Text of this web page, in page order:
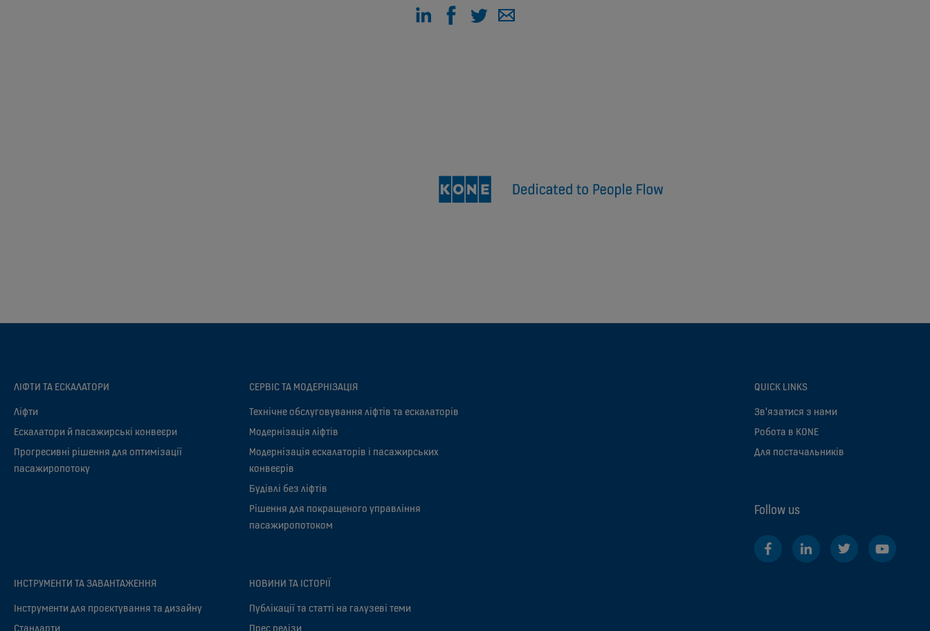
ЛІФТИ ТА ЕСКАЛАТОРИ
Ліфти
Ескалатори й пасажирські конвеєри
Прогресивні рішення для оптимізації
пасажиропотоку
СЕРВІС ТА МОДЕРНІЗАЦІЯ
Технічне обслуговування ліфтів та ескалаторів
Модернізація ліфтів
Модернізація ескалаторів і пасажирських
конвеєрів
Будівлі без ліфтів
Рішення для покращеного управління
пасажиропотоком
ІНСТРУМЕНТИ ТА ЗАВАНТАЖЕННЯ
Інструменти для проєктування та дизайну
Стандарти
НОВИНИ ТА ІСТОРІЇ
Публікації та статті на галузеві теми
Прес релізи
QUICK LINKS
Зв'язатися з нами
Робота в KONE
Для постачальників
Follow us